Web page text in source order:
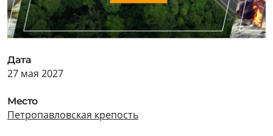
Дата
27 мая 2027
Место
Петропавловская крепость